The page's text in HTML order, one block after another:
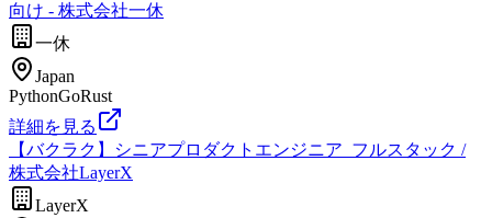
向け - 株式会社一休
一休
Japan
PythonGoRust
詳細を見る
【バクラク】シニアプロダクトエンジニア_フルスタック /
株式会社LayerX
LayerX